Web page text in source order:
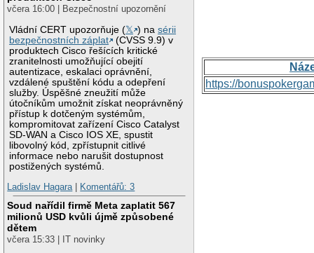
včera 16:00 | Bezpečnostní upozornění
Vládní CERT upozorňuje (𝕏 ) nasérii
bezpečnostních záplat
(CVSS 9.9) v
produktech Cisco řešících kritické
zranitelnosti umožňující obejití
autentizace, eskalaci oprávnění,
vzdálené spuštění kódu a odepření
služby. Úspěšné zneužití může
útočníkům umožnit získat neoprávněný
přístup k dotčeným systémům,
kompromitovat zařízení Cisco Catalyst
SD-WAN a Cisco IOS XE, spustit
libovolný kód, zpřístupnit citlivé
informace nebo narušit dostupnost
postižených systémů.
Ladislav Hagara| Komentářů: 3
Soud nařídil firmě Meta zaplatit 567
milionů USD kvůli újmě způsobené
dětem
včera 15:33 | IT novinky
https://